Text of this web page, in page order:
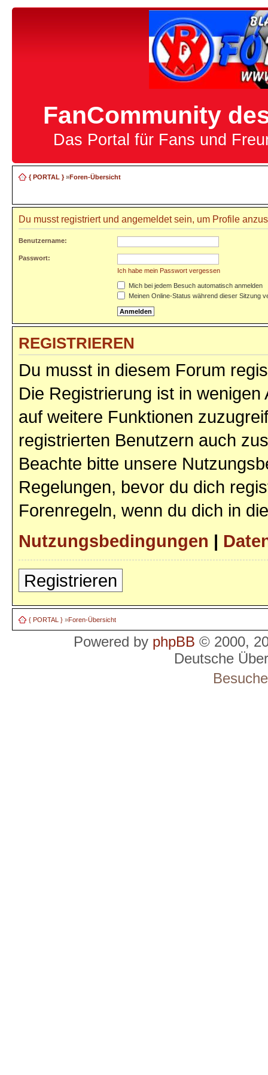
FanCommunity
Das Portal für Fans und
{ PORTAL }»Foren-Übersicht
Du musst registriert und angemeldet sein, um Profile
Benutzername:
Passwort:
Ich habe mein Passwort vergessen
Mich bei jedem Besuch automatisch anmelden
Meinen Online-Status während dieser Sitzung
REGISTRIEREN
Du musst in diesem Forum
Die Registrierung ist in
auf weitere Funktionen
registrierten Benutzern auch
Beachte bitte unsere
Regelungen, bevor du dich
Forenregeln, wenn du dich in
Nutzungsbedingungen |
Registrieren
{ PORTAL } »Foren-Übersicht
Powered by phpBB © 2000,
Deutsche